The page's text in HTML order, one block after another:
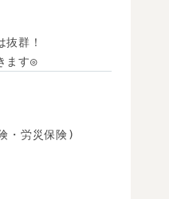
群！
ます◎
・労災保険)